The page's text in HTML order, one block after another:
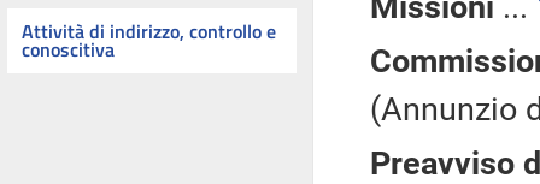
Attività di indirizzo, controllo e
conoscitiva
(Annunzio
Preavviso